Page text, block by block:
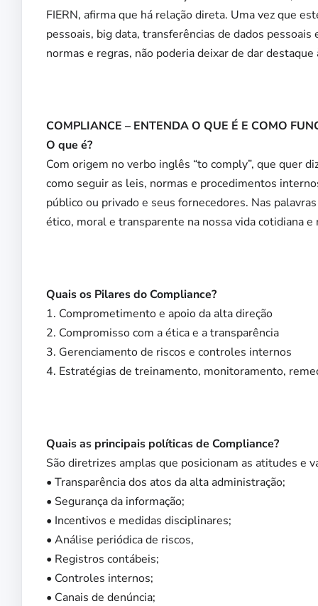
FIERN, afirma que há relação direta. Uma vez que
pessoais, big data, transferências de dados
normas e regras, não poderia deixar de dar destaque
COMPLIANCE – ENTENDA O QUE É E COMO
O que é?
Com origem no verbo inglês “to comply”, que quer
como seguir as leis, normas e procedimentos
público ou privado e seus fornecedores. Nas
ético, moral e transparente na nossa vida cotidiana e
Quais os Pilares do Compliance?
1. Comprometimento e apoio da alta direção
2. Compromisso com a ética e a transparência
3. Gerenciamento de riscos e controles internos
4. Estratégias de treinamento, monitoramento,
Quais as principais políticas de Compliance?
São diretrizes amplas que posicionam as atitudes e
• Transparência dos atos da alta administração;
• Segurança da informação;
• Incentivos e medidas disciplinares;
• Análise periódica de riscos,
• Registros contábeis;
• Controles internos;
• Canais de denúncia;